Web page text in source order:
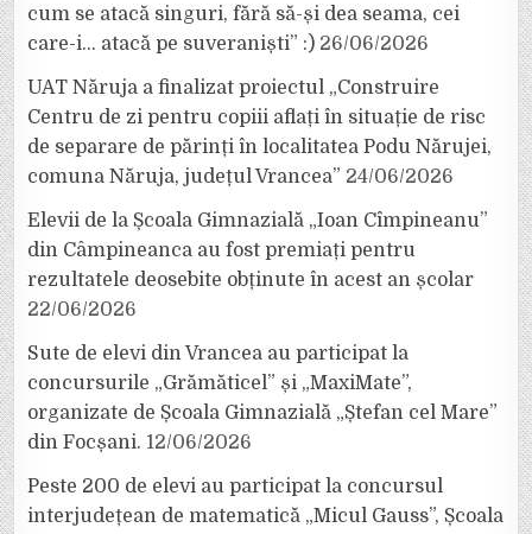
cum se atacă singuri, fără să-și dea seama, cei
care-i… atacă pe suveraniști” :) 26/06/2026
UAT Năruja a finalizat proiectul „Construire
Centru de zi pentru copiii aflați în situație de risc
de separare de părinți în localitatea Podu Nărujei,
comuna Năruja, județul Vrancea” 24/06/2026
Elevii de la Școala Gimnazială „Ioan Cîmpineanu”
din Câmpineanca au fost premiați pentru
rezultatele deosebite obținute în acest an școlar
22/06/2026
Sute de elevi din Vrancea au participat la
concursurile „Grămăticel” și „MaxiMate”,
organizate de Școala Gimnazială „Ștefan cel Mare”
din Focșani. 12/06/2026
Peste 200 de elevi au participat la concursul
interjudețean de matematică „Micul Gauss”, Școala